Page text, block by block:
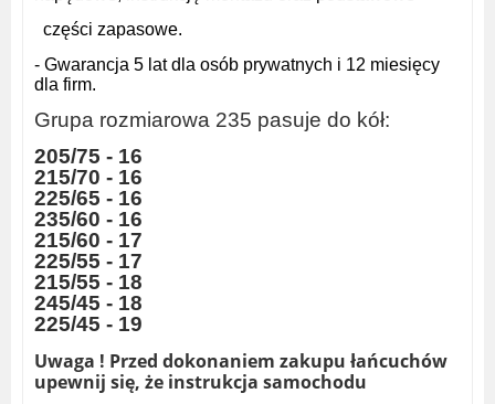
części zapasowe.
- Gwarancja 5 lat dla osób prywatnych i 12 miesięcy
dla firm.
Grupa rozmiarowa 235 pasuje do kół:
205/75 - 16
215/70 - 16
225/65 - 16
235/60 - 16
215/60 - 17
225/55 - 17
215/55 - 18
245/45 - 18
225/45 - 19
Uwaga ! Przed dokonaniem zakupu łańcuchów
upewnij się, że instrukcja samochodu